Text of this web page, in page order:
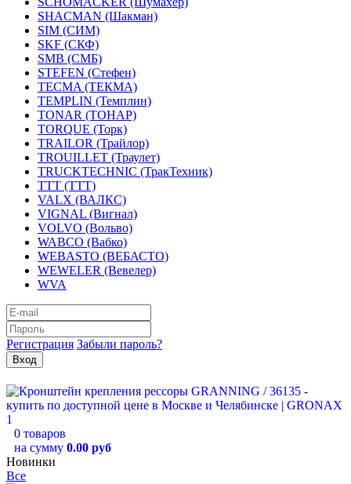
SHACMAN (Шакман)
SIM (СИМ)
SKF (СКФ)
SMB (СМБ)
STEFEN (Стефен)
TECMA (ТЕКМА)
TEMPLIN (Темплин)
TONAR (ТОНАР)
TORQUE (Торк)
TRAILOR (Трайлор)
TROUILLET (Траулет)
TRUCKTECHNIC (ТракТехник)
TTT (ТТТ)
VALX (ВАЛКС)
VIGNAL (Вигнал)
VOLVO (Вольво)
WABCO (Вабко)
WEBASTO (ВЕБАСТО)
WEWELER (Вевелер)
WVA
Регистрация Забыли пароль?
0 товаров
на сумму 0.00 руб
Новинки
Все